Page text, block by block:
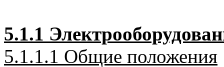
5.1.1
5.1.1.1 Общие положения